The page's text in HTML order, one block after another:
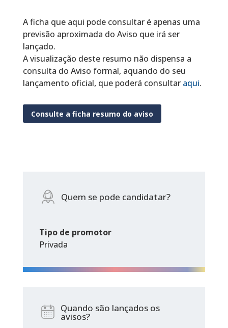
A ficha que aqui pode consultar é apenas uma
previsão aproximada do Aviso que irá ser
lançado.
A visualização deste resumo não dispensa a
consulta do Aviso formal, aquando do seu
lançamento oficial, que poderá consultar aqui.
Consulte a ficha resumo do aviso
Quem se pode candidatar?
Tipo de promotor
Privada
Quando são lançados os
avisos?